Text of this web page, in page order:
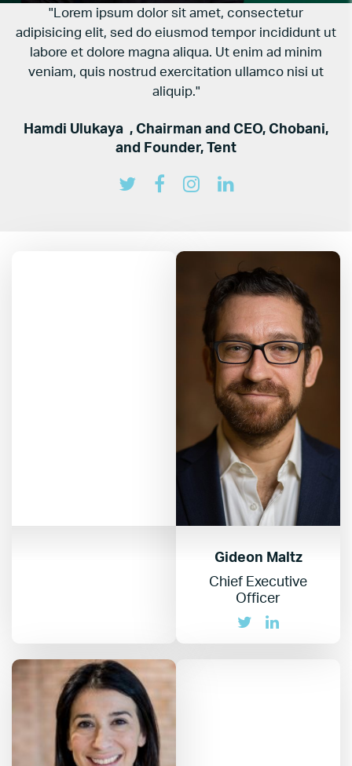
"Lorem ipsum dolor sit amet, consectetur
adipisicing elit, sed do eiusmod tempor incididunt ut
labore et dolore magna aliqua. Ut enim ad minim
veniam, quis nostrud exercitation ullamco nisi ut
aliquip."
Hamdi Ulukaya , Chairman and CEO, Chobani,
and Founder, Tent
Gideon Maltz
Chief Executive
Officer